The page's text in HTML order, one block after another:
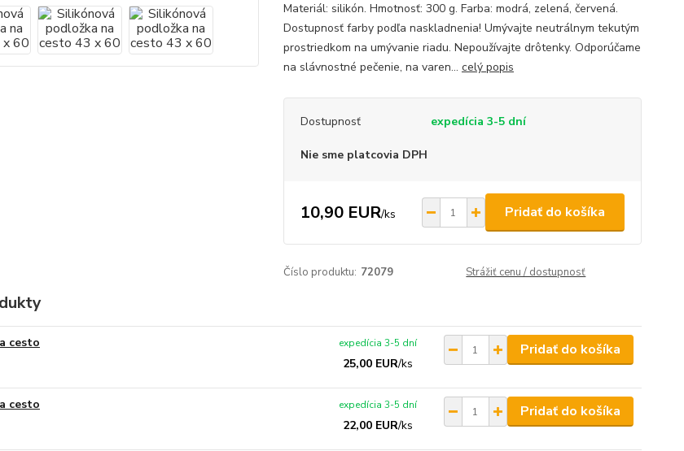
Materiál: silikón. Hmotnosť: 300 g. Farba: modrá, zelená, červená.
Dostupnosť farby podľa naskladnenia! Umývajte neutrálnym tekutým
prostriedkom na umývanie riadu. Nepoužívajte drôtenky. Odporúčame
na slávnostné pečenie, na varen... celý popis
Dostupnosť expedícia 3-5 dní
Nie sme platcovia DPH
10,90 EUR/ks Pridať do košíka
Číslo produktu: 72079 Strážiť cenu / dostupnosť
cesto
25,00 EUR/ks
expedícia 3-5 dní Pridať do košíka
cesto
22,00 EUR/ks
expedícia 3-5 dní Pridať do košíka